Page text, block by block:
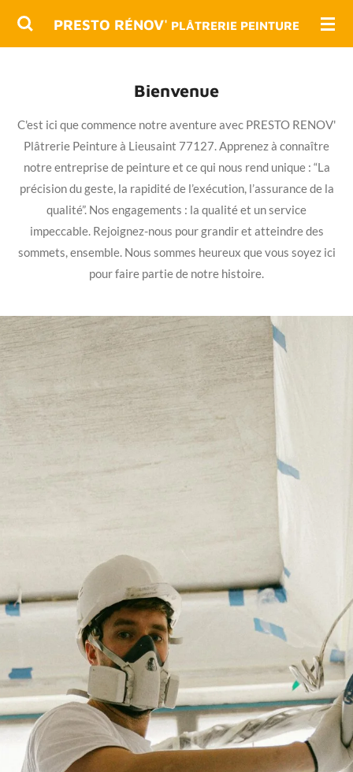
Passer
PRESTO RÉNOV' PLÂTRERIE PEINTURE
Bienvenue
C'est ici que commence notre aventure avec PRESTO RENOV'
Plâtrerie Peinture à Lieusaint 77127. Apprenez à connaître
notre entreprise de peinture et ce qui nous rend unique : “La
précision du geste, la rapidité de l’exécution, l’assurance de la
qualité”. Nos engagements : la qualité et un service
impeccable. Rejoignez-nous pour grandir et atteindre des
sommets, ensemble. Nous sommes heureux que vous soyez ici
pour faire partie de notre histoire.